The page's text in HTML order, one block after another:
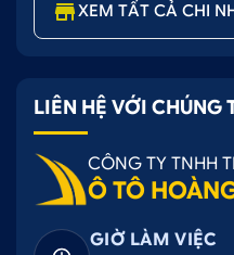
XEM TẤT CẢ CHI
LIÊN HỆ VỚI CHÚNG
CÔNG TY TNHH
Ô TÔ
GIỜ LÀM VIỆC